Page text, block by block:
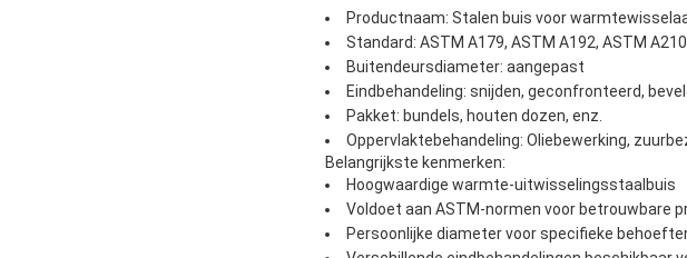
Productnaam: Stalen buis voor
Standard: ASTM A179, ASTM A192, ASTM
Buitendeursdiameter: aangepast
Eindbehandeling: snijden, geconfronteerd,
Pakket: bundels, houten dozen, enz.
Oppervlaktebehandeling: Oliebewerking,
Belangrijkste kenmerken:
Hoogwaardige warmte-uitwisselingsstaalbuis
Voldoet aan ASTM-normen voor betrouwbare
Persoonlijke diameter voor specifieke